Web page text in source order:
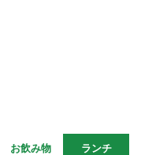
お飲み物 ランチ